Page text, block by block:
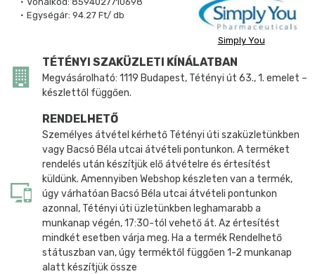
Egységár: 94.27 Ft/ db
Simply You
TÉTÉNYI SZAKÜZLETI KÍNÁLATBAN
Megvásárolható: 1119 Budapest, Tétényi út 63., 1. emelet –
készlettől függően.
RENDELHETŐ
Személyes átvétel kérhető Tétényi úti szaküzletünkben
vagy Bacsó Béla utcai átvételi pontunkon. A terméket
rendelés után készítjük elő átvételre és értesítést
küldünk. Amennyiben Webshop készleten van a termék,
úgy várhatóan Bacsó Béla utcai átvételi pontunkon
azonnal, Tétényi úti üzletünkben leghamarabb a
munkanap végén, 17:30-tól vehető át. Az értesítést
mindkét esetben várja meg. Ha a termék Rendelhető
státuszban van, úgy terméktől függően 1-2 munkanap
alatt készítjük össze